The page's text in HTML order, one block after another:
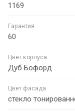
1169
Гарантия
60
Цвет корпуса
Дуб Бофорд
Цвет фасада
стекло